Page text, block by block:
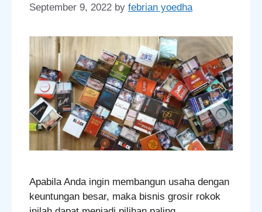
September 9, 2022 by febrian yoedha
Apabila Anda ingin membangun usaha dengan
keuntungan besar, maka bisnis grosir rokok